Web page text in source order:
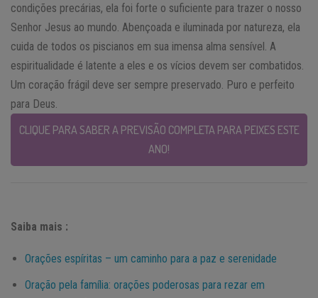
condições precárias, ela foi forte o suficiente para trazer o nosso
Senhor Jesus ao mundo. Abençoada e iluminada por natureza, ela
cuida de todos os piscianos em sua imensa alma sensível. A
espiritualidade é latente a eles e os vícios devem ser combatidos.
Um coração frágil deve ser sempre preservado. Puro e perfeito
para Deus.
CLIQUE PARA SABER A PREVISÃO COMPLETA PARA PEIXES ESTE
ANO!
Saiba mais :
Orações espíritas – um caminho para a paz e serenidade
Oração pela família: orações poderosas para rezar em